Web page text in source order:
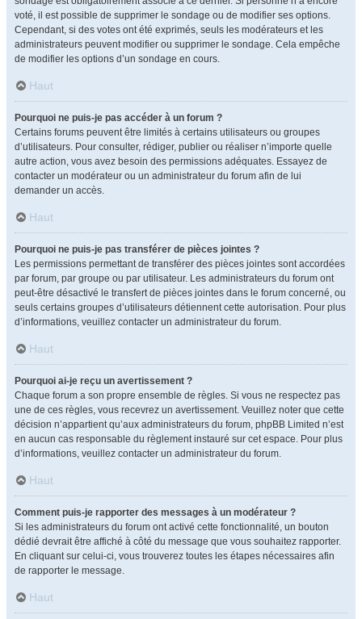
voté, il est possible de supprimer le sondage ou de modifier ses options.
Cependant, si des votes ont été exprimés, seuls les modérateurs et les
administrateurs peuvent modifier ou supprimer le sondage. Cela empêche
de modifier les options d’un sondage en cours.
Haut
Pourquoi ne puis-je pas accéder à un forum ?
Certains forums peuvent être limités à certains utilisateurs ou groupes
d’utilisateurs. Pour consulter, rédiger, publier ou réaliser n’importe quelle
autre action, vous avez besoin des permissions adéquates. Essayez de
contacter un modérateur ou un administrateur du forum afin de lui
demander un accès.
Haut
Pourquoi ne puis-je pas transférer de pièces jointes ?
Les permissions permettant de transférer des pièces jointes sont accordées
par forum, par groupe ou par utilisateur. Les administrateurs du forum ont
peut-être désactivé le transfert de pièces jointes dans le forum concerné, ou
seuls certains groupes d’utilisateurs détiennent cette autorisation. Pour plus
d’informations, veuillez contacter un administrateur du forum.
Haut
Pourquoi ai-je reçu un avertissement ?
Chaque forum a son propre ensemble de règles. Si vous ne respectez pas
une de ces règles, vous recevrez un avertissement. Veuillez noter que cette
décision n’appartient qu’aux administrateurs du forum, phpBB Limited n’est
en aucun cas responsable du règlement instauré sur cet espace. Pour plus
d’informations, veuillez contacter un administrateur du forum.
Haut
Comment puis-je rapporter des messages à un modérateur ?
Si les administrateurs du forum ont activé cette fonctionnalité, un bouton
dédié devrait être affiché à côté du message que vous souhaitez rapporter.
En cliquant sur celui-ci, vous trouverez toutes les étapes nécessaires afin
de rapporter le message.
Haut